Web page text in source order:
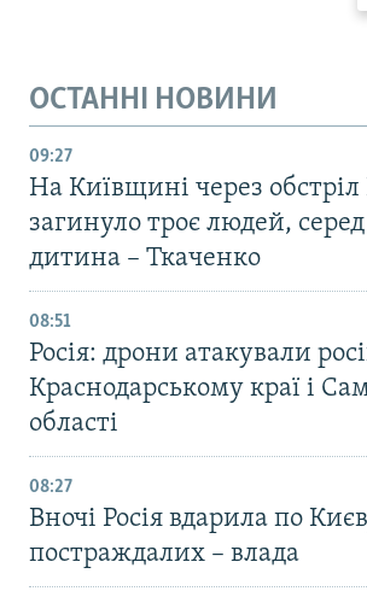
ОСТАННІ НОВИНИ
09:27
На Київщині через
загинуло троє людей,
дитина – Ткаченко
08:51
Росія: дрони атакували
Краснодарському краї і
області
08:27
Вночі Росія вдарила по
постраждалих – влада